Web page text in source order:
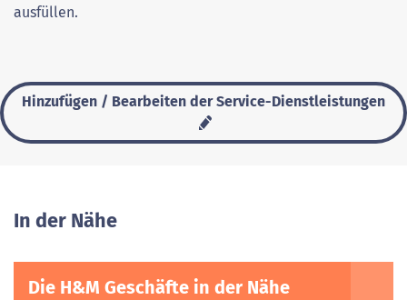
ausfüllen.
Hinzufügen / Bearbeiten der Service-Dienstleistungen
In der Nähe
Die H&M Geschäfte in der Nähe